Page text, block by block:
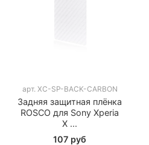
арт. XC-SP-BACK-CARBON
Задняя защитная плёнка
ROSCO для Sony Xperia
X ...
107 руб